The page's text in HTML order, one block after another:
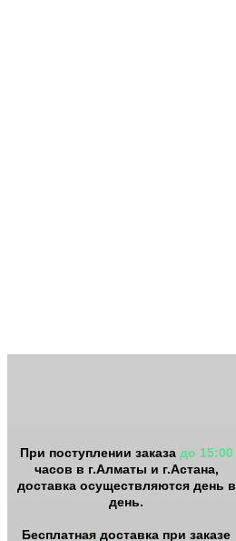
При поступлении заказадо 15:00
часов в г.Алматы и г.Астана,
доставка осуществляются день в
день.
Бесплатная доставка при заказе